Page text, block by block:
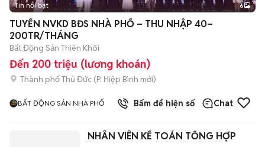
+2
Tin nổi bật 6
TUYỂN NVKD BĐS NHÀ PHỐ – THU NHẬP 40–
200TR/THÁNG
Bất Động Sản Thiên Khôi
Đến 200 triệu (lương khoán)
Thành phố Thủ Đức (P. Hiệp Bình mới)
BẤT ĐỘNG SẢN NHÀ PHỐ Bấm để hiện số Chat
NHÂN VIÊN KẾ TOÁN TỔNG HỢP